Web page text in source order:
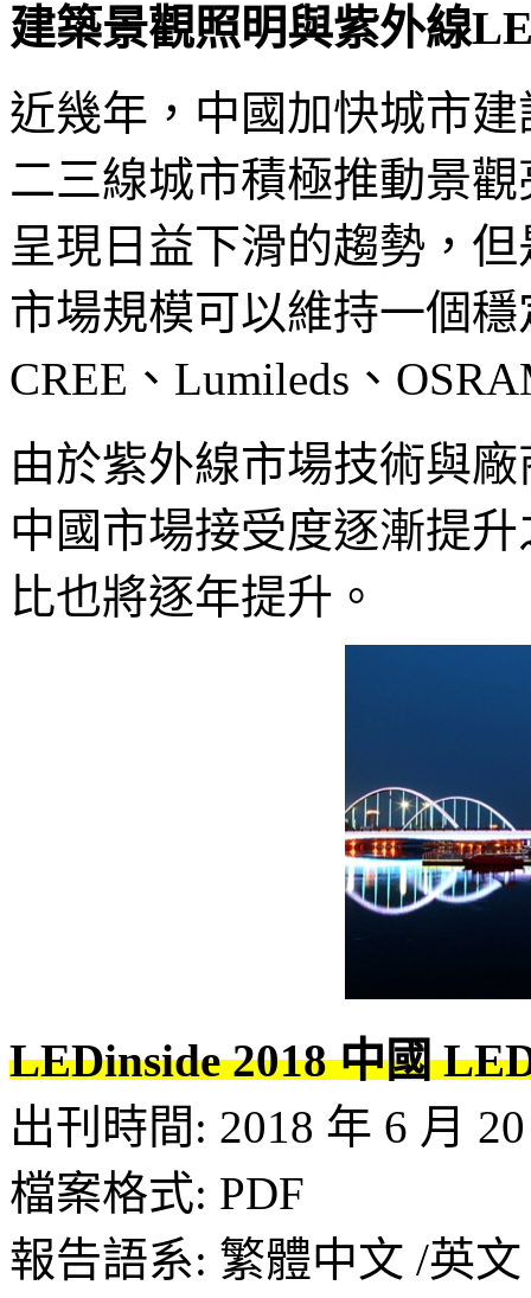
建築景觀照明與紫外線
近幾年，中國加快城市
二三線城市積極推動景
呈現日益下滑的趨勢，
市場規模可以維持一個
CREE、Lumileds、
由於紫外線市場技術與
中國市場接受度逐漸提
比也將逐年提升。
LEDinside 2018 中國
出刊時間: 2018 年 6 月
檔案格式: PDF
報告語系: 繁體中文 /英文